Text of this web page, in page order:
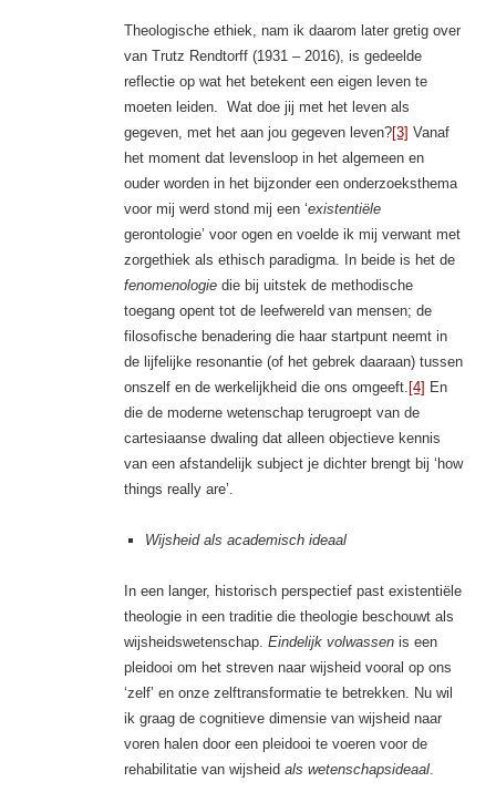
Theologische ethiek, nam ik daarom later gretig over
van Trutz Rendtorff (1931 – 2016), is gedeelde
reflectie op wat het betekent een eigen leven te
moeten leiden. Wat doe jij met het leven als
gegeven, met het aan jou gegeven leven?[3] Vanaf
het moment dat levensloop in het algemeen en
ouder worden in het bijzonder een onderzoeksthema
voor mij werd stond mij een ‘existentiële
gerontologie’ voor ogen en voelde ik mij verwant met
zorgethiek als ethisch paradigma. In beide is het de
fenomenologiedie bij uitstek de methodische
toegang opent tot de leefwereld van mensen; de
filosofische benadering die haar startpunt neemt in
de lijfelijke resonantie (of het gebrek daaraan) tussen
onszelf en de werkelijkheid die ons omgeeft. [4] En
die de moderne wetenschap terugroept van de
cartesiaanse dwaling dat alleen objectieve kennis
van een afstandelijk subject je dichter brengt bij ‘how
things really are’.
Wijsheid als academisch ideaal
In een langer, historisch perspectief past existentiële
theologie in een traditie die theologie beschouwt als
wijsheidswetenschap. Eindelijk volwassenis een
pleidooi om het streven naar wijsheid vooral op ons
‘zelf’ en onze zelftransformatie te betrekken. Nu wil
ik graag de cognitieve dimensie van wijsheid naar
voren halen door een pleidooi te voeren voor de
rehabilitatie van wijsheid als wetenschapsideaal.